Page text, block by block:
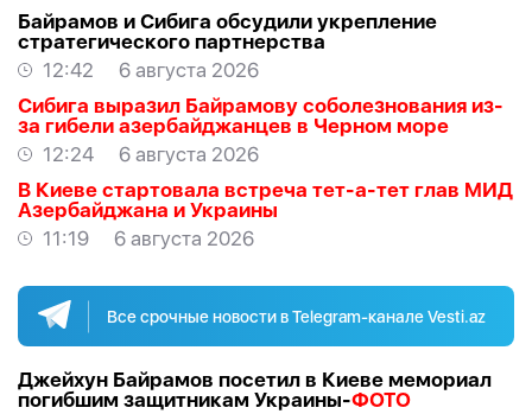
Байрамов и Сибига обсудили укрепление
стратегического партнерства
12:42
6 августа 2026
Сибига выразил Байрамову соболезнования из-
за гибели азербайджанцев в Черном море
12:24
6 августа 2026
В Киеве стартовала встреча тет-а-тет глав МИД
Азербайджана и Украины
11:19
6 августа 2026
Все срочные новости в Telegram-канале Vesti.az
Джейхун Байрамов посетил в Киеве мемориал
погибшим защитникам Украины-ФОТО